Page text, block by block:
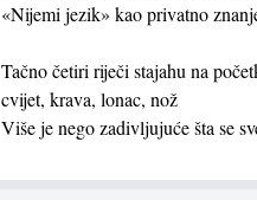
«Nijemi jezik» kao privatno
Tačno četiri riječi stajahu na
cvijet, krava, lonac, nož
Više je nego zadivljujuće šta se